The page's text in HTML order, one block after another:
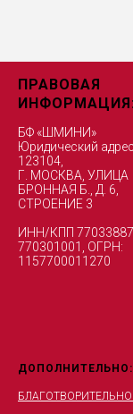
ПРАВОВАЯ
ИНФОРМАЦИЯ:
БФ «ШМИНИ»
Юридический
123104,
Г. МОСКВА, УЛИЦА
БРОННАЯ Б., Д. 6,
СТРОЕНИЕ 3
ИНН/КПП
770301001, ОГРН:
1157700011270
ДОПОЛНИТЕЛЬНО: